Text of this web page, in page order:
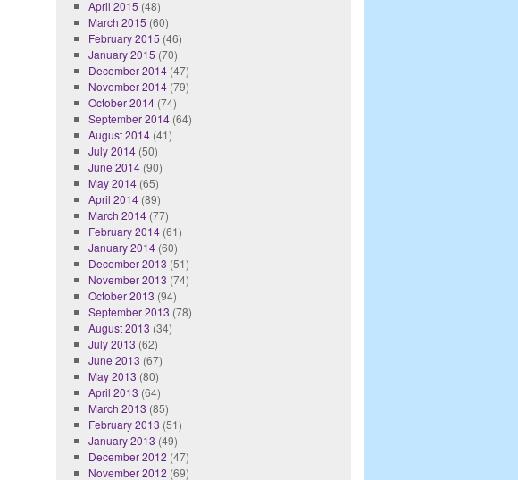
April 2015 (48)
March 2015 (60)
February 2015 (46)
January 2015 (70)
December 2014(47)
November 2014(79)
October 2014(74)
September 2014(64)
August 2014(41)
July 2014(50)
June 2014(90)
May 2014(65)
April 2014(89)
March 2014(77)
February 2014(61)
January 2014(60)
December 2013 (51)
November 2013 (74)
October 2013 (94)
September 2013 (78)
August 2013 (34)
July 2013 (62)
June 2013 (67)
May 2013 (80)
April 2013 (64)
March 2013 (85)
February 2013 (51)
January 2013 (49)
December 2012 (47)
November 2012 (69)